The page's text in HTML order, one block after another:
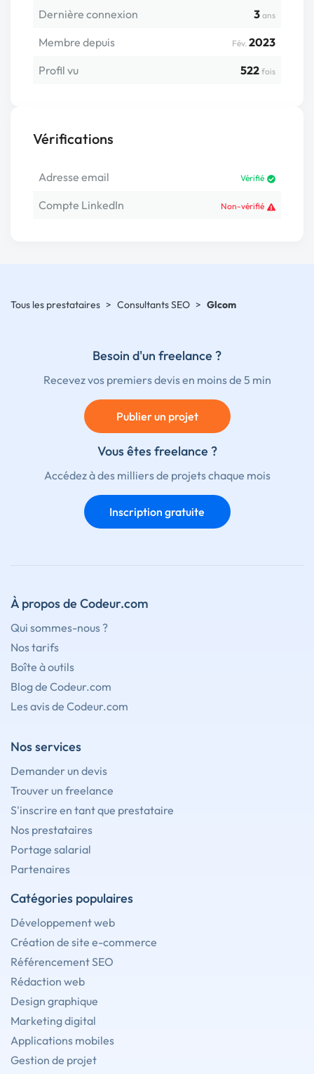
Dernière connexion 3 ans
Membre depuis Fév. 2023
Profil vu
522 fois
Vérifications
Adresse email Vérifié
Compte LinkedIn Non-vérifié
Tous les prestataires > Consultants SEO > Glcom
Besoin d'un freelance ?
Recevez vos premiers devis en moins de 5 min
Publier un projet
Vous êtes freelance ?
Accédez à des milliers de projets chaque mois
Inscription gratuite
À propos de Codeur.com
Qui sommes-nous ?
Nos tarifs
Boîte à outils
Blog de Codeur.com
Les avis de Codeur.com
Nos services
Demander un devis
Trouver un freelance
S'inscrire en tant que prestataire
Nos prestataires
Portage salarial
Partenaires
Catégories populaires
Développement web
Création de site e-commerce
Référencement SEO
Rédaction web
Design graphique
Marketing digital
Applications mobiles
Gestion de projet